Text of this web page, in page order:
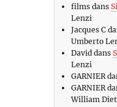
filmsdans
Lenzi
Jacques C
Umberto
David dans
Lenzi
GARNIER
GARNIER
William